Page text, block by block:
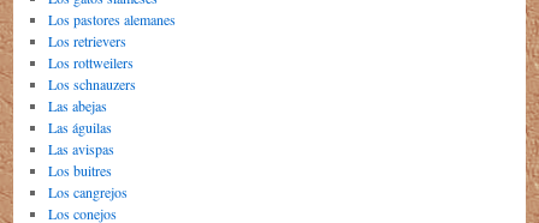
Los pastores alemanes
Los retrievers
Los rottweilers
Los schnauzers
Las abejas
Las águilas
Las avispas
Los buitres
Los cangrejos
Los conejos